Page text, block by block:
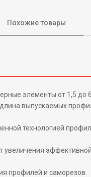
Похожие товары
элементы от 1,5 до
выпускаемых
технологией
увеличения
профилей и саморезов.